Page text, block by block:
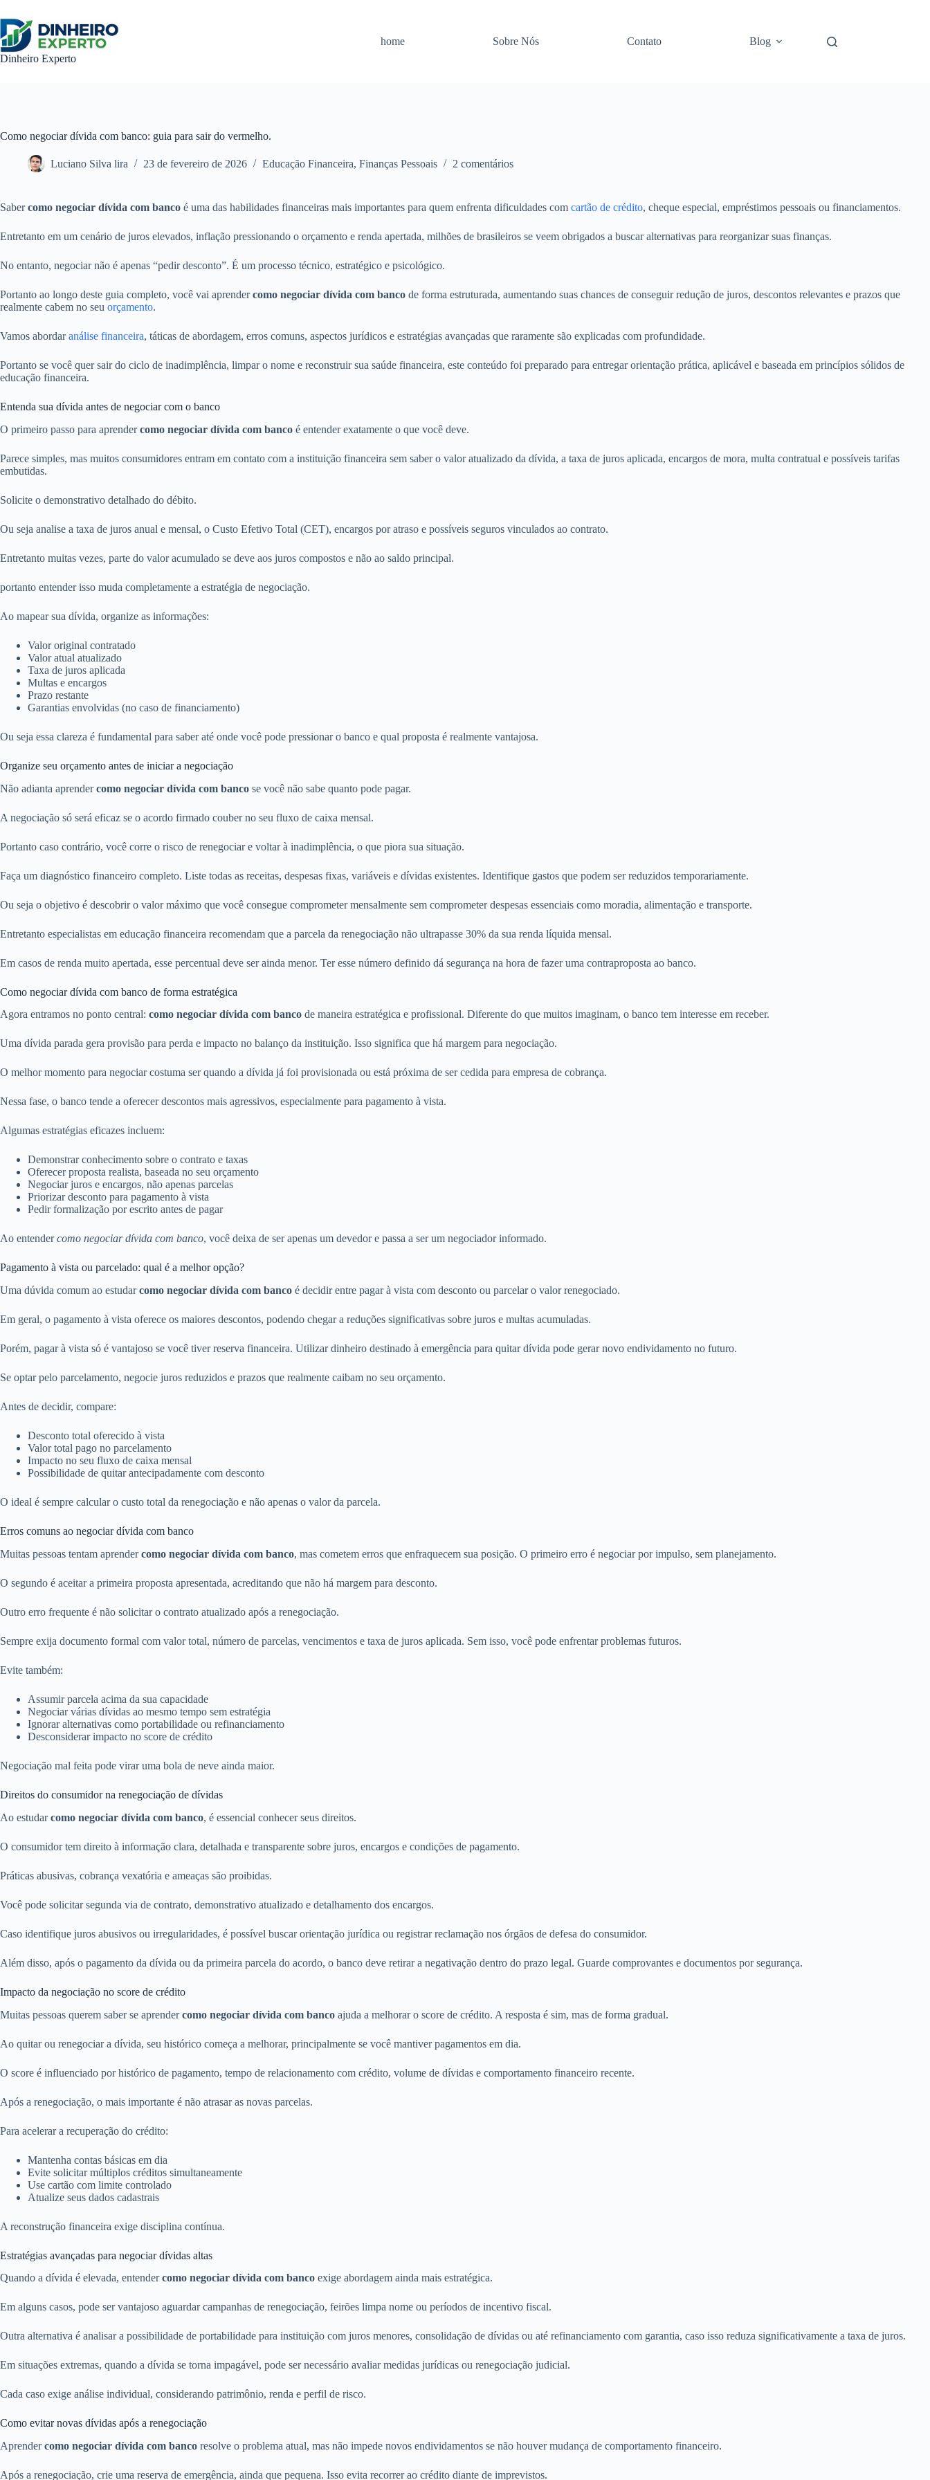
para
conteúdo
Dinheiro Experto
home Sobre Nós Contato Blog
Como negociar dívida com banco: guia para sair do vermelho.
Luciano Silva lira 23 de fevereiro de 2026 Educação Financeira, Finanças Pessoais 2 comentários
Sabercomo negociar dívida com banco é uma das habilidades financeiras mais importantes para quem enfrenta dificuldades com cartão de crédito, cheque especial, empréstimos pessoais ou financiamentos.
Entretanto em um cenário de juros elevados, inflação pressionando o orçamento e renda apertada, milhões de brasileiros se veem obrigados a buscar alternativas para reorganizar suas finanças.
No entanto, negociar não é apenas “pedir desconto”. É um processo técnico, estratégico e psicológico.
Portanto ao longo deste guia completo, você vai aprendercomo negociar dívida com banco de forma estruturada, aumentando suas chances de conseguir redução de juros, descontos relevantes e prazos que
realmente cabem no seu orçamento.
Vamos abordaranálise financeira, táticas de abordagem, erros comuns, aspectos jurídicos e estratégias avançadas que raramente são explicadas com profundidade.
Portanto se você quer sair do ciclo de inadimplência, limpar o nome e reconstruir sua saúde financeira, este conteúdo foi preparado para entregar orientação prática, aplicável e baseada em princípios sólidos de
educação financeira.
Entenda sua dívida antes de negociar com o banco
O primeiro passo para aprendercomo negociar dívida com banco é entender exatamente o que você deve.
Parece simples, mas muitos consumidores entram em contato com a instituição financeira sem saber o valor atualizado da dívida, a taxa de juros aplicada, encargos de mora, multa contratual e possíveis tarifas
embutidas.
Solicite o demonstrativo detalhado do débito.
Ou seja analise a taxa de juros anual e mensal, o Custo Efetivo Total (CET), encargos por atraso e possíveis seguros vinculados ao contrato.
Entretanto muitas vezes, parte do valor acumulado se deve aos juros compostos e não ao saldo principal.
portanto entender isso muda completamente a estratégia de negociação.
Ao mapear sua dívida, organize as informações:
Valor original contratado
Valor atual atualizado
Taxa de juros aplicada
Multas e encargos
Prazo restante
Garantias envolvidas (no caso de financiamento)
Ou seja essa clareza é fundamental para saber até onde você pode pressionar o banco e qual proposta é realmente vantajosa.
Organize seu orçamento antes de iniciar a negociação
Não adianta aprendercomo negociar dívida com banco se você não sabe quanto pode pagar.
A negociação só será eficaz se o acordo firmado couber no seu fluxo de caixa mensal.
Portanto caso contrário, você corre o risco de renegociar e voltar à inadimplência, o que piora sua situação.
Faça um diagnóstico financeiro completo. Liste todas as receitas, despesas fixas, variáveis e dívidas existentes. Identifique gastos que podem ser reduzidos temporariamente.
Ou seja o objetivo é descobrir o valor máximo que você consegue comprometer mensalmente sem comprometer despesas essenciais como moradia, alimentação e transporte.
Entretanto especialistas em educação financeira recomendam que a parcela da renegociação não ultrapasse 30% da sua renda líquida mensal.
Em casos de renda muito apertada, esse percentual deve ser ainda menor. Ter esse número definido dá segurança na hora de fazer uma contraproposta ao banco.
Como negociar dívida com banco de forma estratégica
Agora entramos no ponto central: como negociar dívida com banco de maneira estratégica e profissional. Diferente do que muitos imaginam, o banco tem interesse em receber.
Uma dívida parada gera provisão para perda e impacto no balanço da instituição. Isso significa que há margem para negociação.
O melhor momento para negociar costuma ser quando a dívida já foi provisionada ou está próxima de ser cedida para empresa de cobrança.
Nessa fase, o banco tende a oferecer descontos mais agressivos, especialmente para pagamento à vista.
Algumas estratégias eficazes incluem:
Demonstrar conhecimento sobre o contrato e taxas
Oferecer proposta realista, baseada no seu orçamento
Negociar juros e encargos, não apenas parcelas
Priorizar desconto para pagamento à vista
Pedir formalização por escrito antes de pagar
Ao entendercomo negociar dívida com banco, você deixa de ser apenas um devedor e passa a ser um negociador informado.
Pagamento à vista ou parcelado: qual é a melhor opção?
Uma dúvida comum ao estudarcomo negociar dívida com banco é decidir entre pagar à vista com desconto ou parcelar o valor renegociado.
Em geral, o pagamento à vista oferece os maiores descontos, podendo chegar a reduções significativas sobre juros e multas acumuladas.
Porém, pagar à vista só é vantajoso se você tiver reserva financeira. Utilizar dinheiro destinado à emergência para quitar dívida pode gerar novo endividamento no futuro.
Se optar pelo parcelamento, negocie juros reduzidos e prazos que realmente caibam no seu orçamento.
Antes de decidir, compare:
Desconto total oferecido à vista
Valor total pago no parcelamento
Impacto no seu fluxo de caixa mensal
Possibilidade de quitar antecipadamente com desconto
O ideal é sempre calcular o custo total da renegociação e não apenas o valor da parcela.
Erros comuns ao negociar dívida com banco
Muitas pessoas tentam aprendercomo negociar dívida com banco, mas cometem erros que enfraquecem sua posição. O primeiro erro é negociar por impulso, sem planejamento.
O segundo é aceitar a primeira proposta apresentada, acreditando que não há margem para desconto.
Outro erro frequente é não solicitar o contrato atualizado após a renegociação.
Sempre exija documento formal com valor total, número de parcelas, vencimentos e taxa de juros aplicada. Sem isso, você pode enfrentar problemas futuros.
Evite também:
Assumir parcela acima da sua capacidade
Negociar várias dívidas ao mesmo tempo sem estratégia
Ignorar alternativas como portabilidade ou refinanciamento
Desconsiderar impacto no score de crédito
Negociação mal feita pode virar uma bola de neve ainda maior.
Direitos do consumidor na renegociação de dívidas
Ao estudarcomo negociar dívida com banco, é essencial conhecer seus direitos.
O consumidor tem direito à informação clara, detalhada e transparente sobre juros, encargos e condições de pagamento.
Práticas abusivas, cobrança vexatória e ameaças são proibidas.
Você pode solicitar segunda via de contrato, demonstrativo atualizado e detalhamento dos encargos.
Caso identifique juros abusivos ou irregularidades, é possível buscar orientação jurídica ou registrar reclamação nos órgãos de defesa do consumidor.
Além disso, após o pagamento da dívida ou da primeira parcela do acordo, o banco deve retirar a negativação dentro do prazo legal. Guarde comprovantes e documentos por segurança.
Impacto da negociação no score de crédito
Muitas pessoas querem saber se aprendercomo negociar dívida com banco ajuda a melhorar o score de crédito. A resposta é sim, mas de forma gradual.
Ao quitar ou renegociar a dívida, seu histórico começa a melhorar, principalmente se você mantiver pagamentos em dia.
O score é influenciado por histórico de pagamento, tempo de relacionamento com crédito, volume de dívidas e comportamento financeiro recente.
Após a renegociação, o mais importante é não atrasar as novas parcelas.
Para acelerar a recuperação do crédito:
Mantenha contas básicas em dia
Evite solicitar múltiplos créditos simultaneamente
Use cartão com limite controlado
Atualize seus dados cadastrais
A reconstrução financeira exige disciplina contínua.
Estratégias avançadas para negociar dívidas altas
Quando a dívida é elevada, entendercomo negociar dívida com banco exige abordagem ainda mais estratégica.
Em alguns casos, pode ser vantajoso aguardar campanhas de renegociação, feirões limpa nome ou períodos de incentivo fiscal.
Outra alternativa é analisar a possibilidade de portabilidade para instituição com juros menores, consolidação de dívidas ou até refinanciamento com garantia, caso isso reduza significativamente a taxa de juros.
Em situações extremas, quando a dívida se torna impagável, pode ser necessário avaliar medidas jurídicas ou renegociação judicial.
Cada caso exige análise individual, considerando patrimônio, renda e perfil de risco.
Como evitar novas dívidas após a renegociação
Aprendercomo negociar dívida com banco resolve o problema atual, mas não impede novos endividamentos se não houver mudança de comportamento financeiro.
Após a renegociação, crie uma reserva de emergência, ainda que pequena. Isso evita recorrer ao crédito diante de imprevistos.